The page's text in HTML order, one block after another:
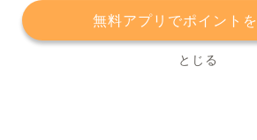
無料アプリでポイント
とじる
プライバシーポリシー 利用規約
サービスに関してのお問い合わせ